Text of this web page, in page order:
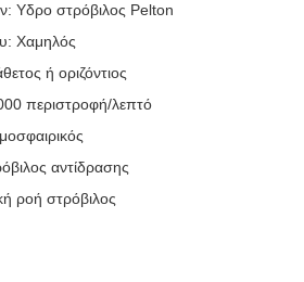
Υδρο στρόβιλος Pelton
Χαμηλός
ή οριζόντιος
περιστροφή/λεπτό
αντίδρασης
ροή στρόβιλος